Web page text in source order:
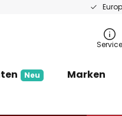
Service
Neu Marken